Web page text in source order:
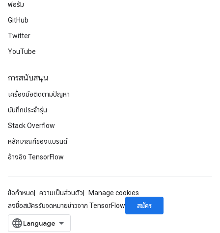
ฟอรัม
GitHub
Twitter
YouTube
การสนับสนุน
เครื่องมือติดตามปัญหา
บันทึกประจำรุ่น
Stack Overflow
หลักเกณฑ์ของแบรนด์
อ้างอิง TensorFlow
ข้อกำหนด ความเป็นส่วนตัว
Manage cookies
ลงชื่อสมัครรับจดหมายข่าวจาก TensorFlow
สมัคร